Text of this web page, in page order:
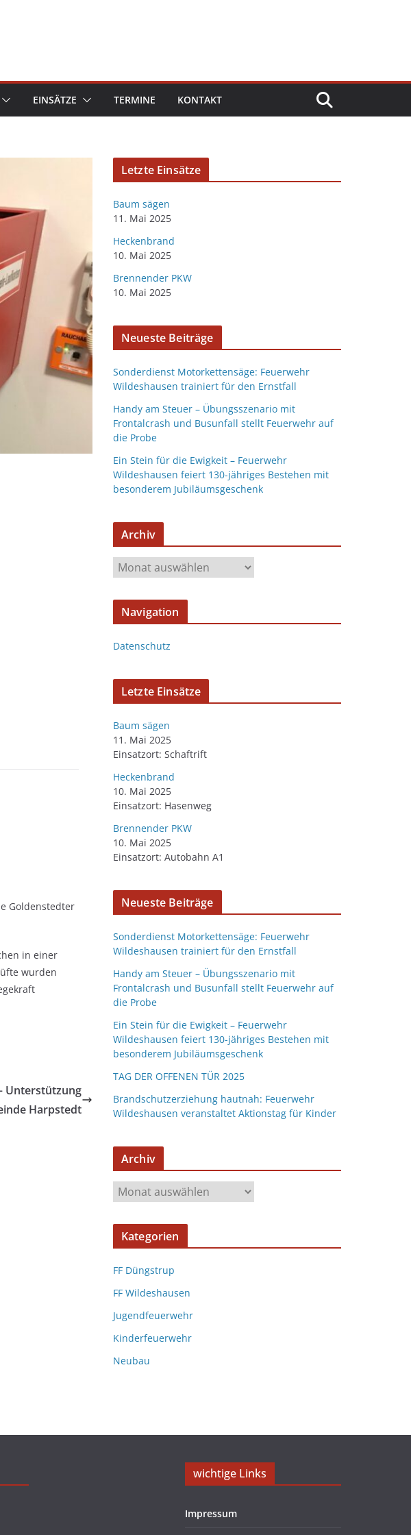
EINSÄTZE TERMINE KONTAKT
Goldenstedter
in einer
wurden
Unterstützung
Harpstedt
Letzte Einsätze
Baum sägen
11. Mai 2025
Heckenbrand
10. Mai 2025
Brennender PKW
10. Mai 2025
Neueste Beiträge
Sonderdienst Motorkettensäge: Feuerwehr
Wildeshausen trainiert für den Ernstfall
Handy am Steuer – Übungsszenario mit
Frontalcrash und Busunfall stellt Feuerwehr auf
die Probe
Ein Stein für die Ewigkeit – Feuerwehr
Wildeshausen feiert 130-jähriges Bestehen mit
besonderem Jubiläumsgeschenk
Archiv
Navigation
Datenschutz
Letzte Einsätze
Baum sägen
11. Mai 2025
Einsatzort: Schaftrift
Heckenbrand
10. Mai 2025
Einsatzort: Hasenweg
Brennender PKW
10. Mai 2025
Einsatzort: Autobahn A1
Neueste Beiträge
Sonderdienst Motorkettensäge: Feuerwehr
Wildeshausen trainiert für den Ernstfall
Handy am Steuer – Übungsszenario mit
Frontalcrash und Busunfall stellt Feuerwehr auf
die Probe
Ein Stein für die Ewigkeit – Feuerwehr
Wildeshausen feiert 130-jähriges Bestehen mit
besonderem Jubiläumsgeschenk
TAG DER OFFENEN TÜR 2025
Brandschutzerziehung hautnah: Feuerwehr
Wildeshausen veranstaltet Aktionstag für Kinder
Archiv
Kategorien
FF Düngstrup
FF Wildeshausen
Jugendfeuerwehr
Kinderfeuerwehr
Neubau
wichtige Links
Impressum